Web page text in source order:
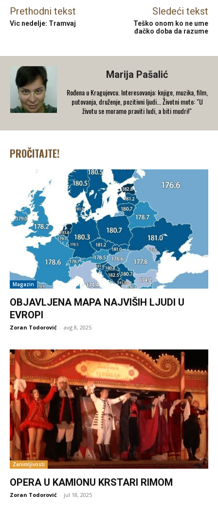
Prethodni tekst
Vic nedelje: Tramvaj
Sledeći tekst
Teško onom ko ne ume
đačko doba da razume
Marija Pašalić
​Rođena u Kragujevcu. Interesovanja: knjige, muzika, film,
putovanja, druženje, pozitivni ljudi... Životni moto: "U
životu se moramo praviti ludi, a biti mudri!"
PROČITAJTE!
Magazin
OBJAVLJENA MAPA NAJVIŠIH LJUDI U
EVROPI
Zoran Todorović - avg 8, 2025
Zanimljivosti
OPERA U KAMIONU KRSTARI RIMOM
Zoran Todorović - jul 18, 2025